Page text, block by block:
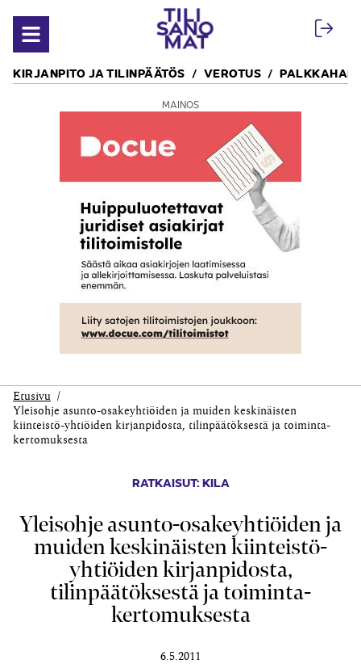
Avaa valikko
KIRJANPITO JA TILINPÄÄTÖS VEROTUS
MAINOS
Etusivu
Yleisohje asunto-osakeyhtiöiden ja muiden keskinäisten
kiinteistö-yhtiöiden kirjanpidosta, tilinpäätöksestä ja toiminta-
kertomuksesta
RATKAISUT: KILA
Yleisohje asunto-osakeyhtiöiden ja
muiden keskinäisten kiinteistö-
yhtiöiden kirjanpidosta,
tilinpäätöksestä ja toiminta-
kertomuksesta
6.5.2011